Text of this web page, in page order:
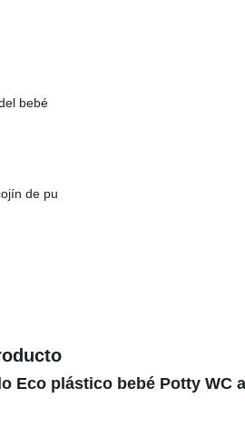
bebé
de pu
Eco plástico bebé Potty